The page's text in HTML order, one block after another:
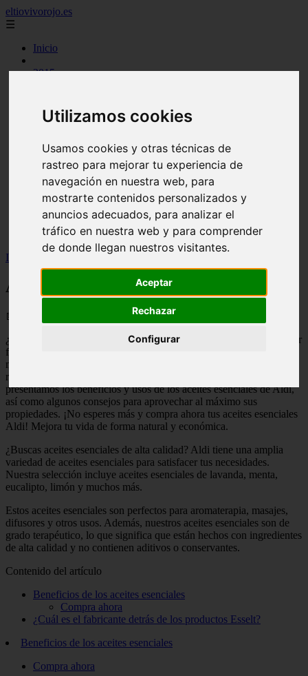
Utilizamos cookies
Usamos cookies y otras técnicas de
rastreo para mejorar tu experiencia de
navegación en nuestra web, para
mostrarte contenidos personalizados y
anuncios adecuados, para analizar el
tráfico en nuestra web y para comprender
de donde llegan nuestros visitantes.
Aceptar
Rechazar
Configurar
eltiovivorojo.es
☰
Inicio
2015
carnes
comidas
huevos
mariscos
otros
postres
producto
reposteria
venezuela
verduras
Inicio
Aceites esenciales aldi: ¡compra ahora!
Aceites esenciales aldi: ¡compra ahora!
📅 21/05/2025
¿Estás buscando una forma natural y efectiva de mejorar tu bienestar
físico y emocional? ¡Los aceites esenciales son la respuesta! Y qué
mejor manera de obtenerlos que a través de Aldi, una marca
reconocida por su calidad y precios asequibles. En este artículo, te
presentamos los beneficios y usos de los aceites esenciales de Aldi,
así como algunos consejos para aprovechar al máximo sus
propiedades. ¡No esperes más y compra ahora tus aceites esenciales
Aldi! Mejora tu vida de forma natural y económica.
¿Buscas aceites esenciales de alta calidad? Aldi tiene una amplia
variedad de aceites esenciales para satisfacer tus necesidades.
Nuestra selección incluye aceites esenciales de lavanda, menta,
eucalipto, limón y muchos más.
Estos aceites esenciales son perfectos para aromaterapia, masajes,
difusores y otros usos. Además, nuestros aceites esenciales son de
grado terapéutico, lo que significa que están hechos con ingredientes
de alta calidad y no contienen aditivos o conservantes.
Contenido del artículo
Beneficios de los aceites esenciales
Compra ahora
¿Cuál es el fabricante detrás de los productos Esselt?
Beneficios de los aceites esenciales
Compra ahora